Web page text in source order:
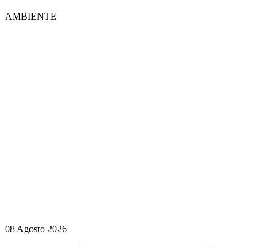
AMBIENTE
08 Agosto 2026